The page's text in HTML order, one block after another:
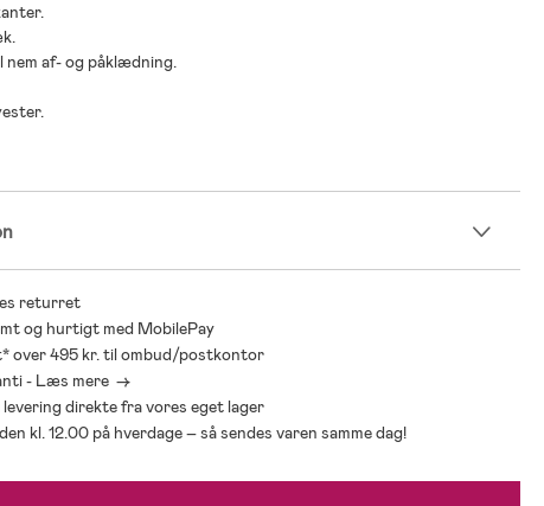
nem af- og påklædning.
returret
og hurtigt med MobilePay
over 495 kr. til ombud/postkontor
- Læs mere ->
levering direkte fra vores eget lager
kl. 12.00 på hverdage – så sendes varen samme dag!